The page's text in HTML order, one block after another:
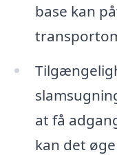
base kan
at få
kan det